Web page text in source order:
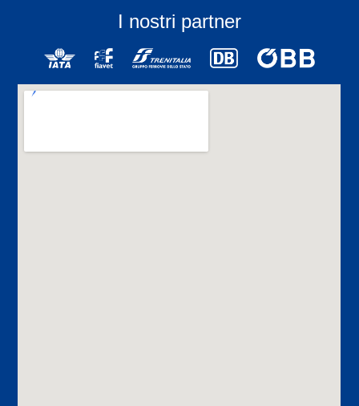
I nostri partner